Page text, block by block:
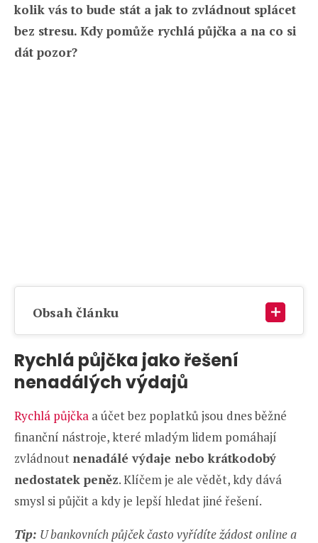
kolik vás to bude stát a jak to zvládnout splácet
bez stresu. Kdy pomůže rychlá půjčka a na co si
dát pozor?
Obsah článku
Rychlá půjčka jako řešení
nenadálých výdajů
Rychlá půjčka a účet bez poplatků jsou dnes běžné
finanční nástroje, které mladým lidem pomáhají
zvládnout nenadálé výdaje nebo krátkodobý
nedostatek peněz. Klíčem je ale vědět, kdy dává
smysl si půjčit a kdy je lepší hledat jiné řešení.
Tip: U bankovních půjček často vyřídíte žádost online a